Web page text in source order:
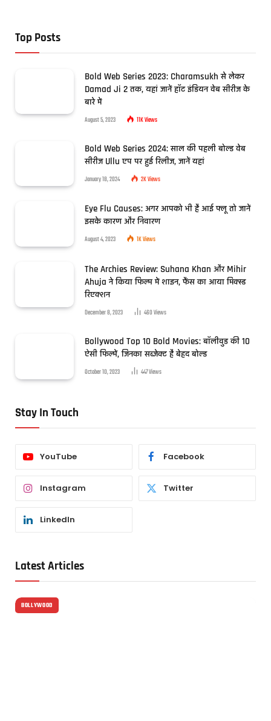
Top Posts
Bold Web Series 2023: Charamsukh से लेकर
Damad Ji 2 तक, यहां जानें हॉट इंडियन वेब सीरीज के
बारे में
August 5, 2023 11KViews
Bold Web Series 2024: साल की पहली बोल्ड वेब
सीरीज Ullu एप पर हुई रिलीज, जानें यहां
January 18, 2024 2KViews
Eye Flu Causes: अगर आपको भी है आई फ्लू तो जानें
इसके कारण और निवारण
August 4, 2023 1KViews
The Archies Review: Suhana Khan और Mihir
Ahuja ने किया फिल्म में शाइन, फैंस का आया मिक्स्ड
रिएक्शन
December 8, 2023 460Views
Bollywood Top 10 Bold Movies: बॉलीवुड की 10
ऐसी फिल्में, जिनका सब्जेक्ट है बेहद बोल्ड
October 10, 2023 447Views
Stay In Touch
YouTube Facebook
Instagram Twitter
LinkedIn
Latest Articles
BOLLYWOOD